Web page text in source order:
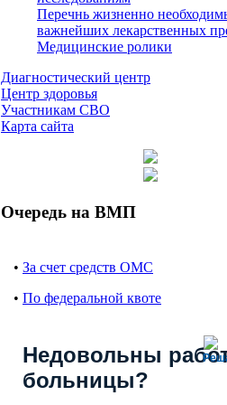
Перечнь жизненно
важнейших лекарственных
Медицинские ролики
Диагностический центр
Центр здоровья
Участникам СВО
Карта сайта
Очередь на ВМП
• За счет средств ОМС
• По федеральной квоте
Недовольны
больницы?